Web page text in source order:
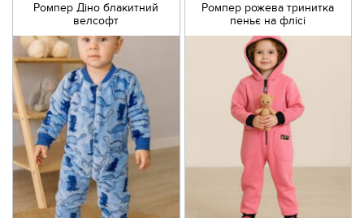
Ромпер Діно блакитний
велсофт
Ромпер рожева тринитка
пеньє на флісі